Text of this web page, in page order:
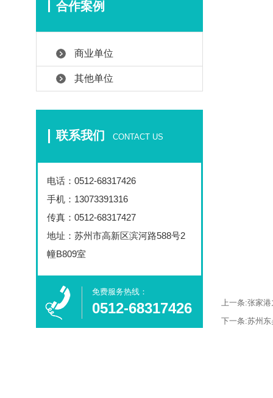
合作案例
商业单位
其他单位
联系我们 CONTACT US
电话： 0512-68317426
手机：13073391316
传真：0512-68317427
地址：苏州市高新区滨河路588号2
幢B809室
免费服务热线：​
0512-68317426 上一条:张家港
下一条:苏州东